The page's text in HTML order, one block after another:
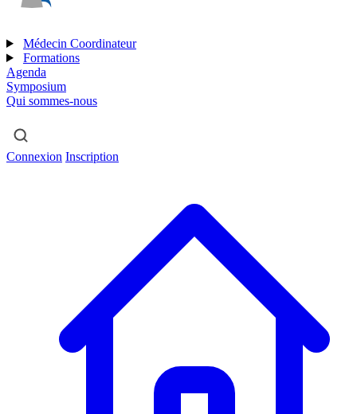
Médecin Coordinateur
Formations
Agenda
Symposium
Qui sommes-nous
Connexion Inscription